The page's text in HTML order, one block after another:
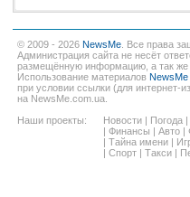
© 2009 - 2026 NewsMe . Все права
Администрация сайта не несёт
размещённую информацию, а так же
Использование материалов NewsMe
при условии ссылки (для интернет-
на NewsMe.com.ua.
Наши проекты:
Новости | Погода |
| Финансы | Авто |
| Тайна имени |
| Спорт | Такси |